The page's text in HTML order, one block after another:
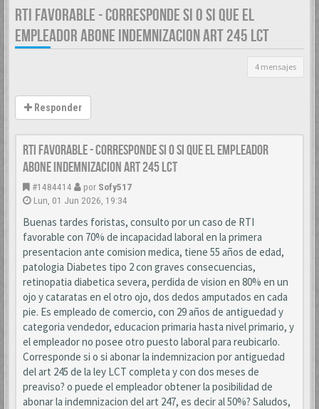
RTI FAVORABLE - CORRESPONDE SI O SI QUE EL
EMPLEADOR ABONE INDEMNIZACION ART 245 LCT
4 mensajes
Responder
RTI favorable - corresponde si o si que el empleador
abone indemnizacion art 245 LCT
#1484414 por Sofy517
Lun, 01 Jun 2026, 19:34
Buenas tardes foristas, consulto por un caso de RTI
favorable con 70% de incapacidad laboral en la primera
presentacion ante comision medica, tiene 55 años de edad,
patologia Diabetes tipo 2 con graves consecuencias,
retinopatia diabetica severa, perdida de vision en 80% en un
ojo y cataratas en el otro ojo, dos dedos amputados en cada
pie. Es empleado de comercio, con 29 años de antiguedad y
categoria vendedor, educacion primaria hasta nivel primario, y
el empleador no posee otro puesto laboral para reubicarlo.
Corresponde si o si abonar la indemnizacion por antiguedad
del art 245 de la ley LCT completa y con dos meses de
preaviso? o puede el empleador obtener la posibilidad de
abonar la indemnizacion del art 247, es decir al 50%? Saludos,